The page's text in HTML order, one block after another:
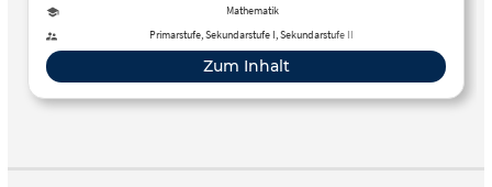
Mathematik
Primarstufe, Sekundarstufe I, Sekundarstufe II
Zum Inhalt